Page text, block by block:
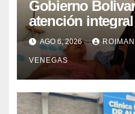
Gobierno
atención
con
campamentos
AGO 6, 2026
VENEGAS